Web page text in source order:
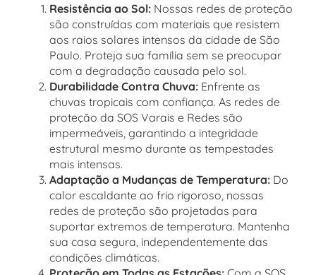
Resistência ao Sol: Nossas redes de proteção
são construídas com materiais que resistem
aos raios solares intensos da cidade de São
Paulo. Proteja sua família sem se preocupar
com a degradação causada pelo sol.
Durabilidade Contra Chuva: Enfrente as
chuvas tropicais com confiança. As redes de
proteção da SOS Varais e Redes são
impermeáveis, garantindo a integridade
estrutural mesmo durante as tempestades
mais intensas.
Adaptação a Mudanças de Temperatura: Do
calor escaldante ao frio rigoroso, nossas
redes de proteção são projetadas para
suportar extremos de temperatura. Mantenha
sua casa segura, independentemente das
condições climáticas.